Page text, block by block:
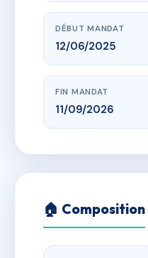
DÉBUT MANDAT
12/06/2025
FIN MANDAT
11/09/2026
🏠 Composition